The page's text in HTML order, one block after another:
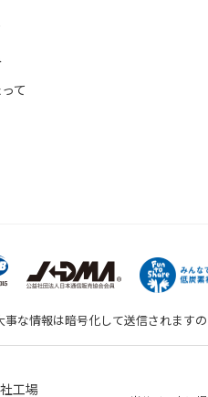
て
な情報は暗号化して送信されますの
工場